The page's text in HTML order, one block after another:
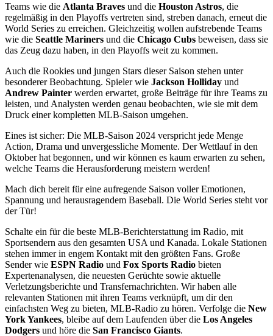
Teams wie die Atlanta Braves und die Houston Astros, die
regelmäßig in den Playoffs vertreten sind, streben danach, erneut die
World Series zu erreichen. Gleichzeitig wollen aufstrebende Teams
wie die Seattle Mariners und die Chicago Cubs beweisen, dass sie
das Zeug dazu haben, in den Playoffs weit zu kommen.
Auch die Rookies und jungen Stars dieser Saison stehen unter
besonderer Beobachtung. Spieler wie Jackson Holliday und
Andrew Painter werden erwartet, große Beiträge für ihre Teams zu
leisten, und Analysten werden genau beobachten, wie sie mit dem
Druck einer kompletten MLB-Saison umgehen.
Eines ist sicher: Die MLB-Saison 2024 verspricht jede Menge
Action, Drama und unvergessliche Momente. Der Wettlauf in den
Oktober hat begonnen, und wir können es kaum erwarten zu sehen,
welche Teams die Herausforderung meistern werden!
Mach dich bereit für eine aufregende Saison voller Emotionen,
Spannung und herausragendem Baseball. Die World Series steht vor
der Tür!
Schalte ein für die beste MLB-Berichterstattung im Radio, mit
Sportsendern aus den gesamten USA und Kanada. Lokale Stationen
stehen immer in engem Kontakt mit den größten Fans. Große
Sender wie ESPN Radio und Fox Sports Radio bieten
Expertenanalysen, die neuesten Gerüchte sowie aktuelle
Verletzungsberichte und Transfernachrichten. Wir haben alle
relevanten Stationen mit ihren Teams verknüpft, um dir den
einfachsten Weg zu bieten, MLB-Radio zu hören. Verfolge die New
York Yankees, bleibe auf dem Laufenden über die Los Angeles
Dodgers und höre die San Francisco Giants.